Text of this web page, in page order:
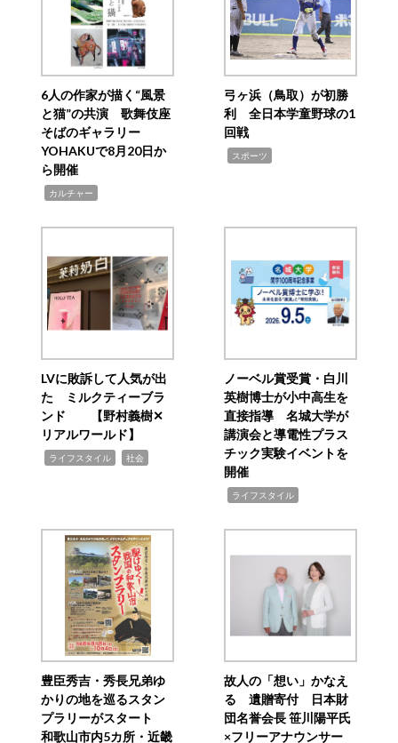
6人の作家が描く“風景
と猫”の共演 歌舞伎座
そばのギャラリー
YOHAKUで8月20日か
ら開催
カルチャー
弓ヶ浜（鳥取）が初勝
利 全日本学童野球の1
回戦
スポーツ
LVに敗訴して人気が出
た ミルクティーブラ
ンド 【野村義樹✕
リアルワールド】
ライフスタイル 社会
ノーベル賞受賞・白川
英樹博士が小中高生を
直接指導 名城大学が
講演会と導電性プラス
チック実験イベントを
開催
ライフスタイル
豊臣秀吉・秀長兄弟ゆ
かりの地を巡るスタン
プラリーがスタート
和歌山市内5カ所・近畿
故人の「想い」かなえ
る 遺贈寄付 日本財
団名誉会長 笹川陽平氏
×フリーアナウンサー